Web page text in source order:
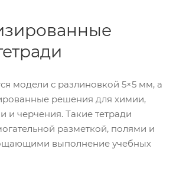
модели с разлиновкой 5×5 мм, а
решения для химии,
и черчения. Такие тетради
разметкой, полями и
выполнение учебных